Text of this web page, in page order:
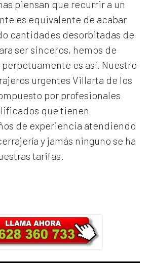
piensan que recurrir a un
es equivalente de acabar
cantidades desorbitadas de
ser sinceros, hemos de
es así. Nuestro
urgentes Villarta de los
por profesionales
que tienen
de experiencia atendiendo
y jamás ninguno se ha
tarifas.